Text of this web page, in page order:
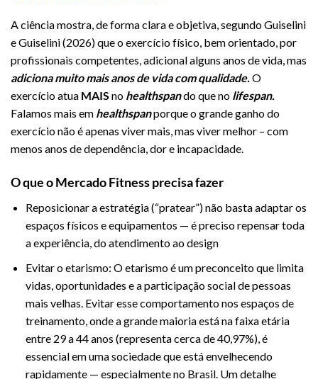
A ciência mostra, de forma clara e objetiva, segundo Guiselini
e Guiselini (2026) que o exercício físico, bem orientado, por
profissionais competentes, adicional alguns anos de vida, mas
adiciona muito mais anos de vida com qualidade.O
exercício atua MAIS no healthspando que no lifespan.
Falamos mais em healthspanporque o grande ganho do
exercício não é apenas viver mais, mas viver melhor – com
menos anos de dependência, dor e incapacidade.
O que o Mercado Fitness precisa fazer
Reposicionar a estratégia (“pratear”) não basta adaptar os
espaços físicos e equipamentos — é preciso repensar toda
a experiência, do atendimento ao design
Evitar o etarismo: O etarismo é um preconceito que limita
vidas, oportunidades e a participação social de pessoas
mais velhas. Evitar esse comportamento nos espaços de
treinamento, onde a grande maioria está na faixa etária
entre 29 a 44 anos (representa cerca de 40,97%), é
essencial em uma sociedade que está envelhecendo
rapidamente — especialmente no Brasil. Um detalhe